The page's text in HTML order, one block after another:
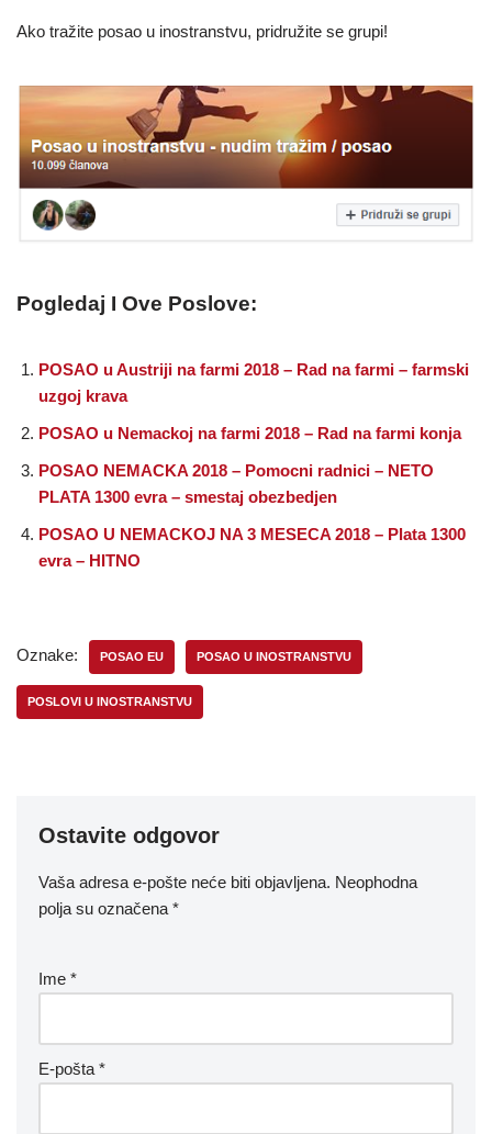
Ako tražite posao u inostranstvu, pridružite se grupi!
Pogledaj I Ove Poslove:
POSAO u Austriji na farmi 2018 – Rad na farmi – farmski
uzgoj krava
POSAO u Nemackoj na farmi 2018 – Rad na farmi konja
POSAO NEMACKA 2018 – Pomocni radnici – NETO
PLATA 1300 evra – smestaj obezbedjen
POSAO U NEMACKOJ NA 3 MESECA 2018 – Plata 1300
evra – HITNO
Oznake: POSAO EU POSAO U INOSTRANSTVU
POSLOVI U INOSTRANSTVU
Ostavite odgovor
Vaša adresa e-pošte neće biti objavljena. Neophodna
polja su označena *
Ime *
E-pošta *